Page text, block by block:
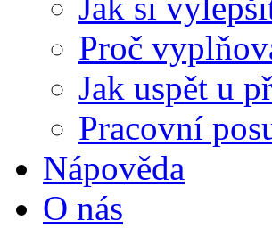
Proč
Jak uspět u
Pracovní
Nápověda
O nás